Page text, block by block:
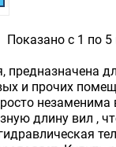
Показано с 1 по 5
и прочих
длину вил ,